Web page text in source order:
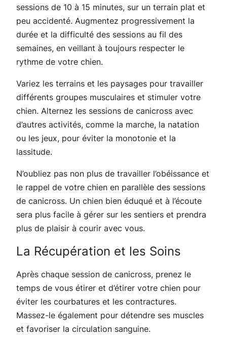
sessions de 10 à 15 minutes, sur un terrain plat et
peu accidenté. Augmentez progressivement la
durée et la difficulté des sessions au fil des
semaines, en veillant à toujours respecter le
rythme de votre chien.
Variez les terrains et les paysages pour travailler
différents groupes musculaires et stimuler votre
chien. Alternez les sessions de canicross avec
d’autres activités, comme la marche, la natation
ou les jeux, pour éviter la monotonie et la
lassitude.
N’oubliez pas non plus de travailler l’obéissance et
le rappel de votre chien en parallèle des sessions
de canicross. Un chien bien éduqué et à l’écoute
sera plus facile à gérer sur les sentiers et prendra
plus de plaisir à courir avec vous.
La Récupération et les Soins
Après chaque session de canicross, prenez le
temps de vous étirer et d’étirer votre chien pour
éviter les courbatures et les contractures.
Massez-le également pour détendre ses muscles
et favoriser la circulation sanguine.